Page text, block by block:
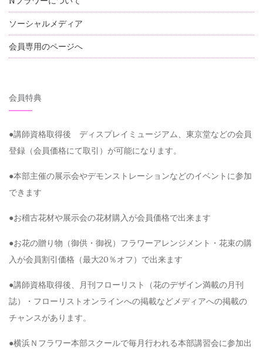
ソーシャルメディア
会員専用のページへ
会員特典
●講師資格取得後 ディスプレイミュージアム、東京堂などの会員
登録（会員価格にて取引）が可能になります。
●本部主催の展示会やデモンストレーションなどのイベントに参加
できます
●お稽古花材や展示会の花材購入が会員価格で出来ます
●お花の贈り物（御供・御祝）フラワーアレンジメント・花束の購
入が会員割引価格（最大20％オフ）で出来ます
●講師資格取得後、月刊フローリスト（花のデザイン満載の月刊
誌）・フローリストオンラインへの掲載などメディアへの掲載の
チャンスがあります。
●横浜Ｎフラワー本部スクールで毎月行われる本部講習会に参加出